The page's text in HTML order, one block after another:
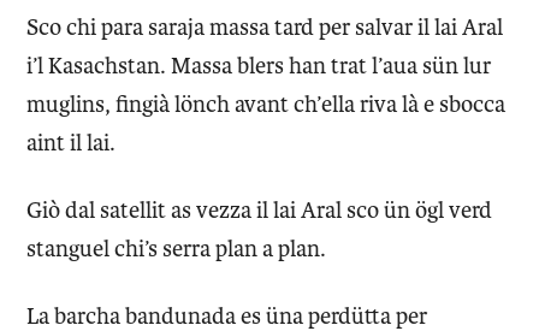
Sco chi para saraja massa tard per salvar il lai Aral
i’l Kasachstan. Massa blers han trat l’aua sün lur
muglins, fingià lönch avant ch’ella riva là e sbocca
aint il lai.
Giò dal satellit as vezza il lai Aral sco ün ögl verd
stanguel chi’s serra plan a plan.
La barcha bandunada es üna perdütta per